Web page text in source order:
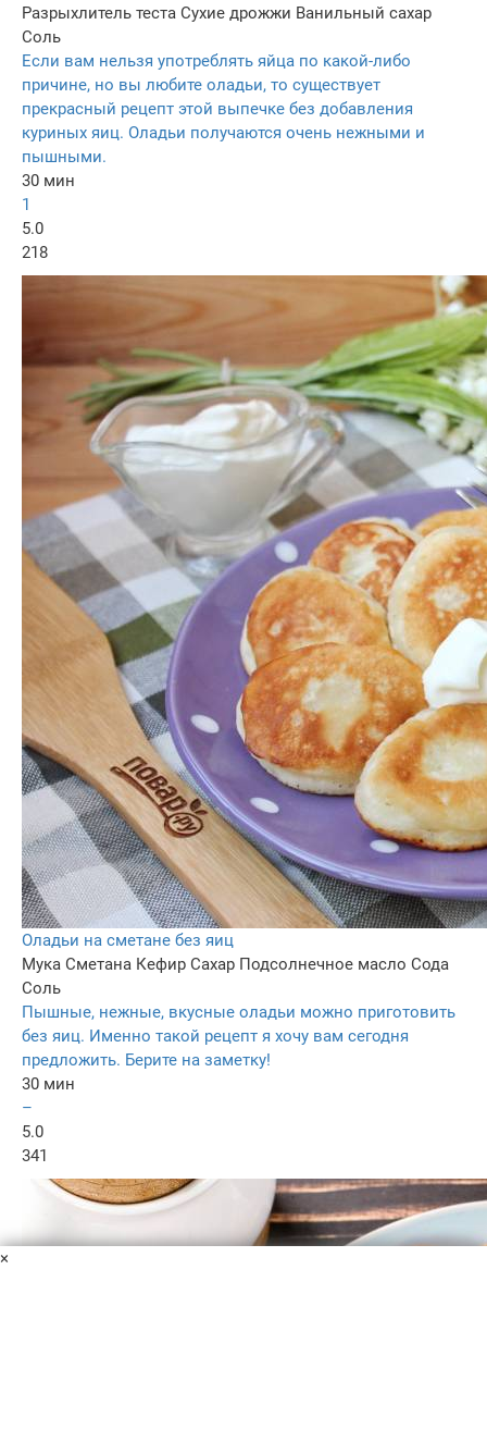
Разрыхлитель теста Сухие дрожжи Ванильный сахар
Соль
Если вам нельзя употреблять яйца по какой-либо
причине, но вы любите оладьи, то существует
прекрасный рецепт этой выпечке без добавления
куриных яиц. Оладьи получаются очень нежными и
пышными.
30 мин
1
5.0
218
Оладьи на сметане без яиц
Мука Сметана Кефир Сахар Подсолнечное масло Сода
Соль
Пышные, нежные, вкусные оладьи можно приготовить
без яиц. Именно такой рецепт я хочу вам сегодня
предложить. Берите на заметку!
30 мин
–
5.0
341
×